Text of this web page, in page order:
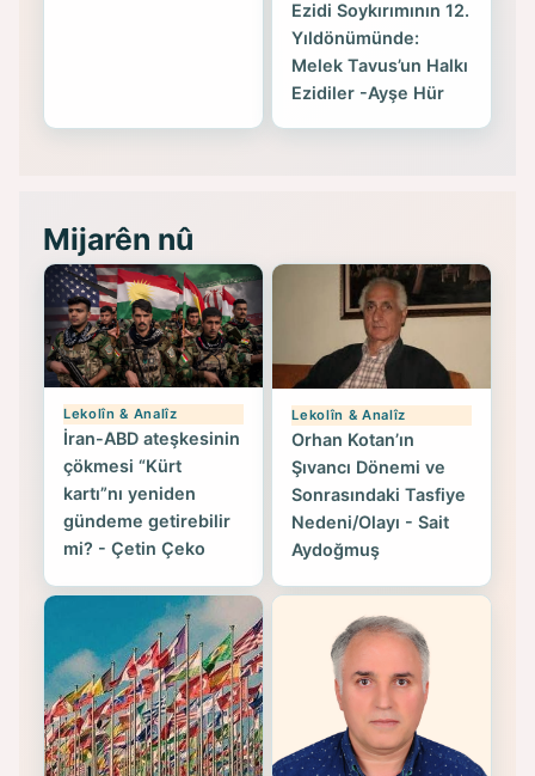
Ezidi Soykırımının 12.
Yıldönümünde:
Melek Tavus’un Halkı
Ezidiler -Ayşe Hür
Mijarên nû
Lekolîn & Analîz
İran-ABD ateşkesinin
çökmesi “Kürt
kartı”nı yeniden
gündeme getirebilir
mi? - Çetin Çeko
Lekolîn & Analîz
Orhan Kotan’ın
Şıvancı Dönemi ve
Sonrasındaki Tasfiye
Nedeni/Olayı - Sait
Aydoğmuş